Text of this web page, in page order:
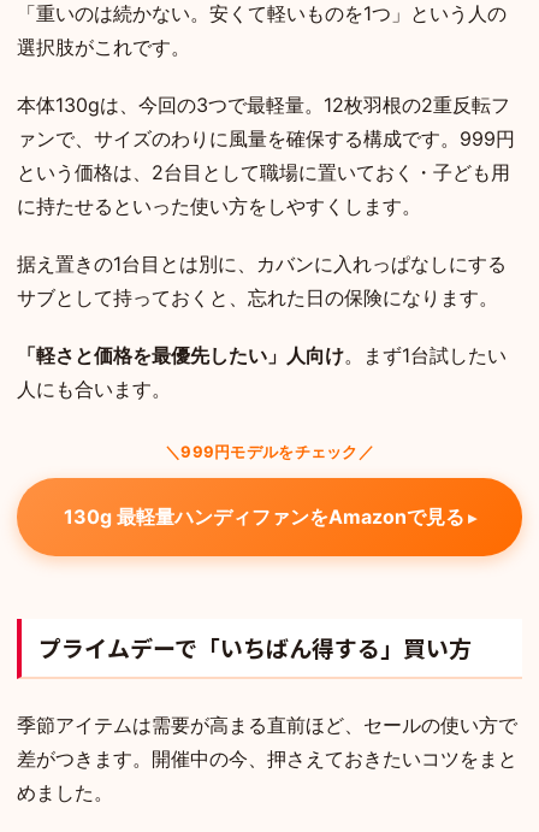
「重いのは続かない。安くて軽いものを1つ」という人の
選択肢がこれです。
本体130gは、今回の3つで最軽量。12枚羽根の2重反転フ
ァンで、サイズのわりに風量を確保する構成です。999円
という価格は、2台目として職場に置いておく・子ども用
に持たせるといった使い方をしやすくします。
据え置きの1台目とは別に、カバンに入れっぱなしにする
サブとして持っておくと、忘れた日の保険になります。
「軽さと価格を最優先したい」人向け。まず1台試したい
人にも合います。
＼999円モデルをチェック／
130g 最軽量ハンディファンをAmazonで見る
プライムデーで「いちばん得する」買い方
季節アイテムは需要が高まる直前ほど、セールの使い方で
差がつきます。開催中の今、押さえておきたいコツをまと
めました。